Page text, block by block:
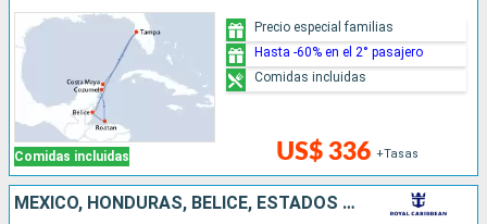
Comidas incluidas US$ 336 +Tasas
Precio especial familias
Hasta -60% en el 2° pasajero
Comidas incluidas
MÉXICO, HONDURAS, BELICE, ESTADOS UNIDOS